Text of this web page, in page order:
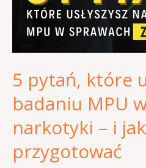
5 pytań, które
badaniu MPU
narkotyki – i
przygotować
badaniu
MPU
sprawach
za
narkotyki
–
się